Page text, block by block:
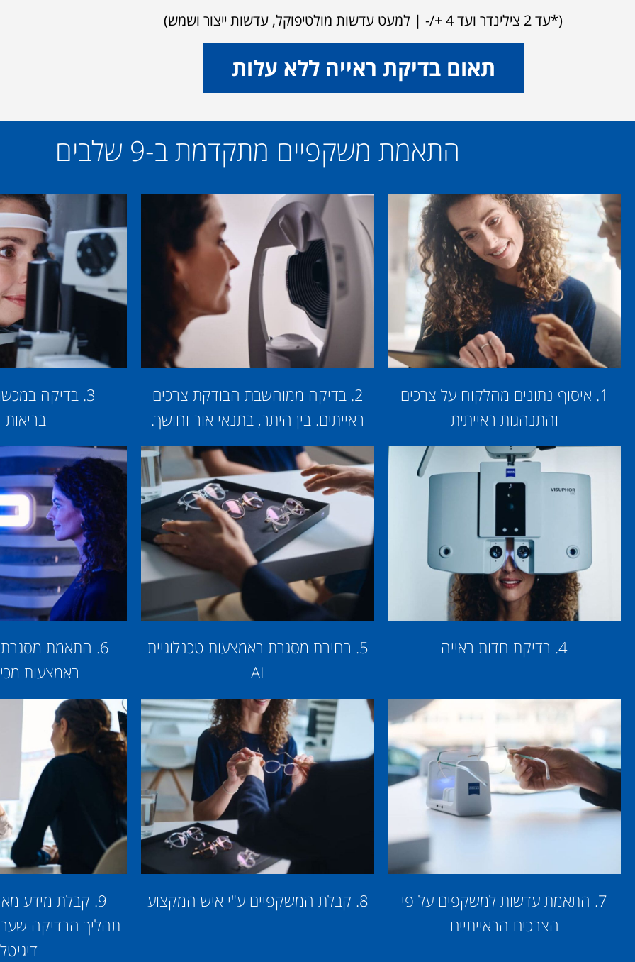
(*עד 2 צילינדר ועד 4 +/- | למעט עדשות מולטיפוקל, עדשות ייצור ושמש)
תאום בדיקת ראייה ללא עלות
התאמת משקפיים מתקדמת ב-9 שלבים
1. איסוף נתונים מהלקוח על צרכים
והתנהגות ראייתית
2. בדיקה ממוחשבת הבודקת צרכים
ראייתים. בין היתר, בתנאי אור וחושך.
3. בדיקה במכשור הבודק את
בריאות
4. בדיקת חדות ראייה
5. בחירת מסגרת באמצעות טכנלוגיית
AI
6. התאמת
באמצעות
7. התאמת עדשות למשקפים על פי
הצרכים הראייתיים
8. קבלת המשקפיים ע"י איש המקצוע
9. קבלת מידע
תהליך הבדיקה